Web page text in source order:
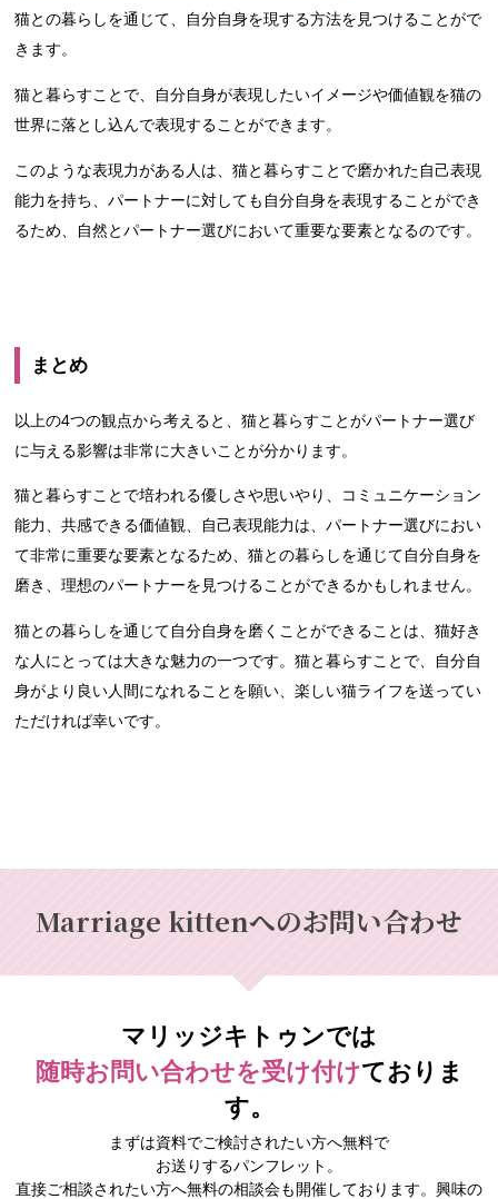
猫との暮らしを通じて、自分自身を現する方法を見つけることがで
きます。
猫と暮らすことで、自分自身が表現したいイメージや価値観を猫の
世界に落とし込んで表現することができます。
このような表現力がある人は、猫と暮らすことで磨かれた自己表現
能力を持ち、パートナーに対しても自分自身を表現することができ
るため、自然とパートナー選びにおいて重要な要素となるのです。
まとめ
以上の4つの観点から考えると、猫と暮らすことがパートナー選び
に与える影響は非常に大きいことが分かります。
猫と暮らすことで培われる優しさや思いやり、コミュニケーション
能力、共感できる価値観、自己表現能力は、パートナー選びにおい
て非常に重要な要素となるため、猫との暮らしを通じて自分自身を
磨き、理想のパートナーを見つけることができるかもしれません。
猫との暮らしを通じて自分自身を磨くことができることは、猫好き
な人にとっては大きな魅力の一つです。猫と暮らすことで、自分自
身がより良い人間になれることを願い、楽しい猫ライフを送ってい
ただければ幸いです。
Marriage kittenへのお問い合わせ
マリッジキトゥンでは
随時お問い合わせを受け付けておりま
す。
まずは資料でご検討されたい方へ無料で
お送りするパンフレット。
直接ご相談されたい方へ無料の相談会も開催しております。興味の